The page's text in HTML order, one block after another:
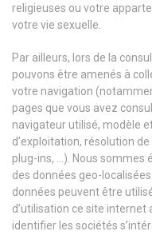
religieuses ou votre
votre vie sexuelle.
Par ailleurs, lors de la
pouvons être amenés à
votre navigation
pages que vous avez
navigateur utilisé, modèle
d’exploitation, résolution
plug-ins, …). Nous sommes
des données geo-
données peuvent être
d’utilisation ce site
identifier les sociétés